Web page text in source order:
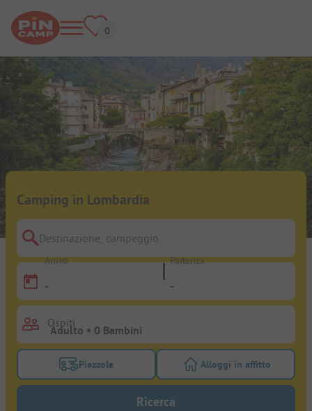
Camping in Lombardia
Destinazione, campeggio
Arrivo
-
Partenza
-
Ospiti
Attivare il filtro piazzole per cercare piazzole
Piazzole Attivare il filtro
Alloggi in affitto
Ricerca